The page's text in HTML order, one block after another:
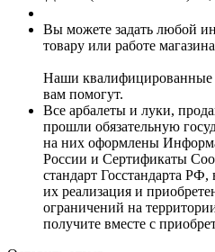
Вы можете задать любой
товару или работе
Наши квалифицированные
вам помогут.
Все арбалеты и луки,
прошли обязательную
на них оформлены
России и Сертификаты
стандарт Госстандарта
их реализация и
ограничений на
получите вместе с